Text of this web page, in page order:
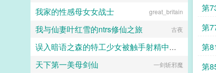
第
第
第
第
我家的性感母女女战士 great_britain
我与仙妻叶红雪的ntrs修仙之旅 古夜
误入暗语之森的特工少女被触手射精中出榨乳产卵直到成为苗床
愿璀璨的北极光永远闪耀
天下第一美母剑仙 一剑斩邪魔